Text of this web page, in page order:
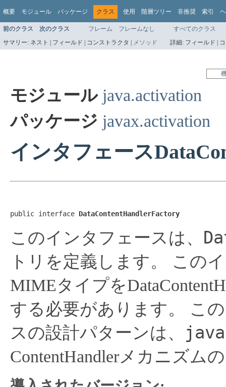
概要 モジュール パッケージ クラス 使用 階層ツリー 非推奨 索引
前のクラス 次のクラス フレーム フレームなし
すべてのクラス
サマリー: ネスト | フィールド | コンストラクタ | メソッド 詳細: フィールド |
モジュール java.activation
パッケージ javax.activation
インタフェース
public interface DataContentHandlerFactory
このインタフェースは、
トリを定義します。
この
MIMEタイプを
する必要があります。
こ
スの設計パターンは、
ContentHandlerメカニズム